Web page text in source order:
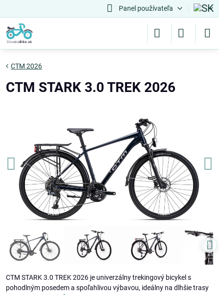
Panel používateľa
CTM 2026
CTM STARK 3.0 TREK 2026
CTM STARK 3.0 TREK 2026 je univerzálny trekingový bicykel s
pohodlným posedem a spoľahlivou výbavou, ideálny na dlhšie trasy